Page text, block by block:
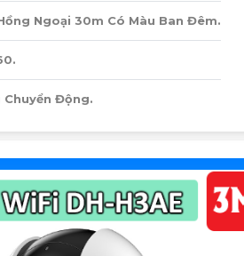
Ngoại 30m Có Màu Ban Đêm.
Động.